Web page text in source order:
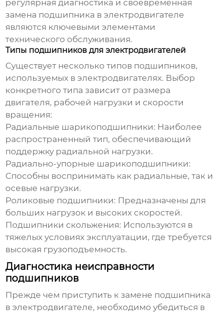
регулярная диагностика и своевременная
замена подшипника в электродвигателе
являются ключевыми элементами
технического обслуживания.
Типы подшипников для электродвигателей
Существует несколько типов подшипников,
используемых в электродвигателях. Выбор
конкретного типа зависит от размера
двигателя, рабочей нагрузки и скорости
вращения:
Радиальные шарикоподшипники: Наиболее
распространенный тип, обеспечивающий
поддержку радиальной нагрузки.
Радиально-упорные шарикоподшипники:
Способны воспринимать как радиальные, так и
осевые нагрузки.
Роликовые подшипники: Предназначены для
больших нагрузок и высоких скоростей.
Подшипники скольжения: Используются в
тяжелых условиях эксплуатации, где требуется
высокая грузоподъемность.
Диагностика неисправности
подшипников
Прежде чем приступить кзамене подшипника
в электродвигателе, необходимо убедиться в